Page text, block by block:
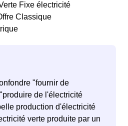
Fixe électricité
Classique
"fournir de
de l'électricité
production d'électricité
verte produite par un